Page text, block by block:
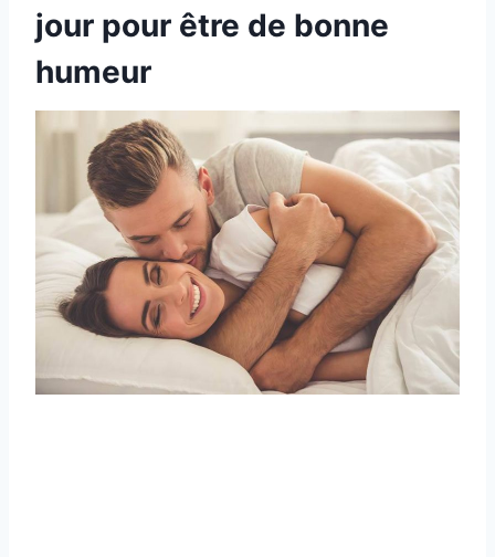
jour pour être de bonne
humeur